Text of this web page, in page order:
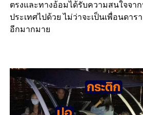
ตรงและทางอ้อมได้รับความสนใจจา
ประเทศไปด้วย ไม่ว่าจะเป็นเพื่อนดา
อีกมากมาย